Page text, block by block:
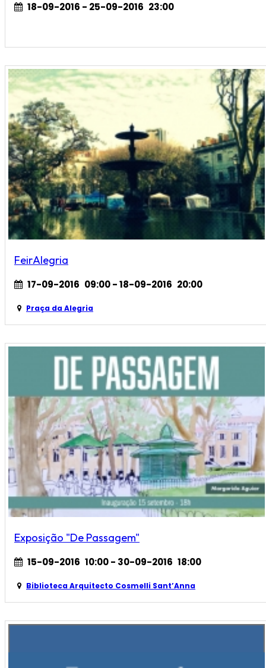
18-09-2016 - 25-09-2016 23:00
FeirAlegria
17-09-2016 09:00- 18-09-2016 20:00
Praça da Alegria
Exposição "De Passagem"
15-09-2016 10:00- 30-09-2016 18:00
Biblioteca Arquitecto Cosmelli Sant’Anna